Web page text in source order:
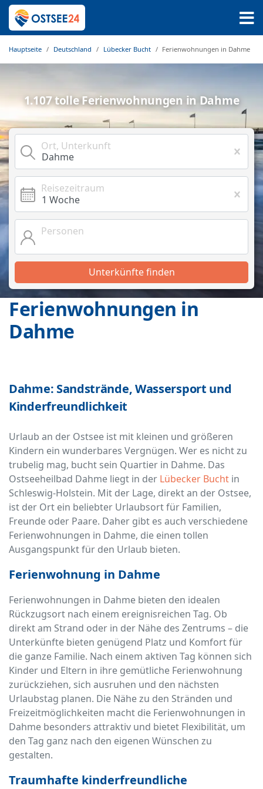
Hauptseite Deutschland Lübecker Bucht Ferienwohnungen in Dahme
1.107 tolle Ferienwohnungen in Dahme
Ort, Unterkunft
Reisezeitraum
Personen
Unterkünfte finden
Ferienwohnungen in
Dahme
Dahme: Sandstrände, Wassersport und
Kinderfreundlichkeit
Urlaub an der Ostsee ist mit kleinen und größeren
Kindern ein wunderbares Vergnügen. Wer es nicht zu
trubelig mag, bucht sein Quartier in Dahme. Das
Ostseeheilbad Dahme liegt in der Lübecker Bucht in
Schleswig-Holstein. Mit der Lage, direkt an der Ostsee,
ist der Ort ein beliebter Urlaubsort für Familien,
Freunde oder Paare. Daher gibt es auch verschiedene
Ferienwohnungen in Dahme, die einen tollen
Ausgangspunkt für den Urlaub bieten.
Ferienwohnung in Dahme
Ferienwohnungen in Dahme bieten den idealen
Rückzugsort nach einem ereignisreichen Tag. Ob
direkt am Strand oder in der Nähe des Zentrums – die
Unterkünfte bieten genügend Platz und Komfort für
die ganze Familie. Nach einem aktiven Tag können sich
Kinder und Eltern in ihre gemütliche Ferienwohnung
zurückziehen, sich ausruhen und den nächsten
Urlaubstag planen. Die Nähe zu den Stränden und
Freizeitmöglichkeiten macht die Ferienwohnungen in
Dahme besonders attraktiv und bietet Flexibilität, um
den Tag ganz nach den eigenen Wünschen zu
gestalten.
Traumhafte kinderfreundliche